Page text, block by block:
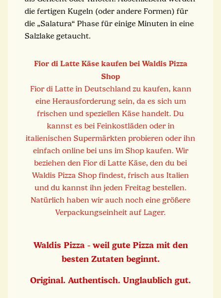
die fertigen Kugeln (oder andere Formen) für
die „Salatura“ Phase für einige Minuten in eine
Salzlake getaucht.
Fior di Latte Käse kaufen bei Waldis Pizza
Shop
Fior di Latte in Deutschland zu kaufen, kann
eine Herausforderung sein, da es sich um
frischen und speziellen Käse handelt. Du
kannst es bei Feinkostläden oder in
italienischen Supermärkten probieren oder ihn
einfach online bei uns im Shop kaufen. Wir
beziehen den Fior di Latte Käse, den du bei
Waldis Pizza Shop findest, frisch aus Italien
und du kannst ihn jeden Freitag bestellen.
Natürlich haben wir auch noch eine größere
Verpackungseinheit auf Lager.
Waldis Pizza - weil gute Pizza mit den
besten Zutaten beginnt.
Original. Authentisch. Unglaublich gut.